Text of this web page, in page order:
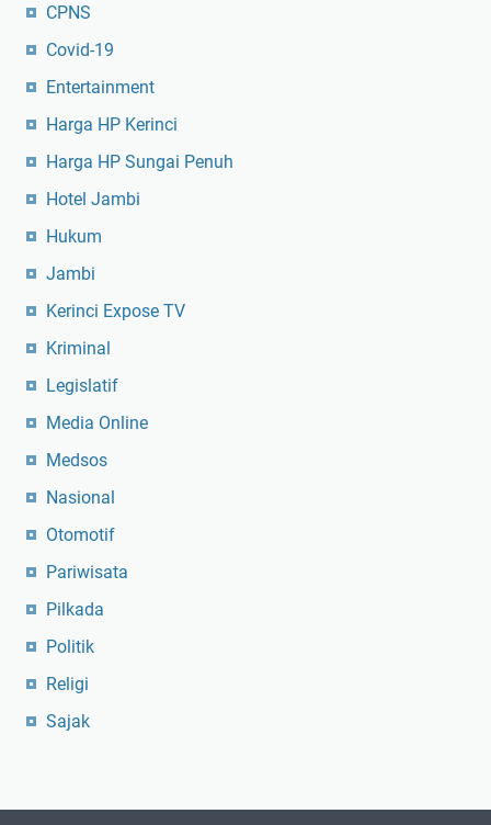
CPNS
Covid-19
Entertainment
Harga HP Kerinci
Harga HP Sungai Penuh
Hotel Jambi
Hukum
Jambi
Kerinci Expose TV
Kriminal
Legislatif
Media Online
Medsos
Nasional
Otomotif
Pariwisata
Pilkada
Politik
Religi
Sajak